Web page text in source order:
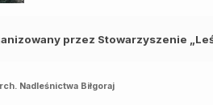
przez Stowarzyszenie
Nadleśnictwa Biłgoraj